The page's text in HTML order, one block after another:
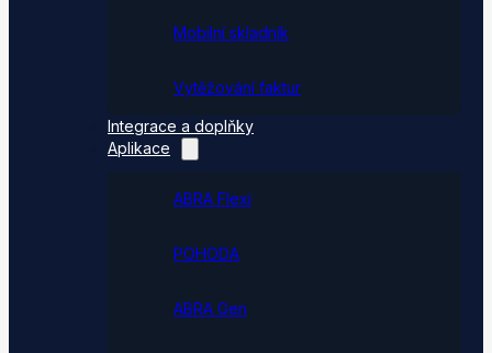
Mobilní skladník
Vytěžování faktur
Integrace a doplňky
Aplikace
ABRA Flexi
POHODA
ABRA Gen